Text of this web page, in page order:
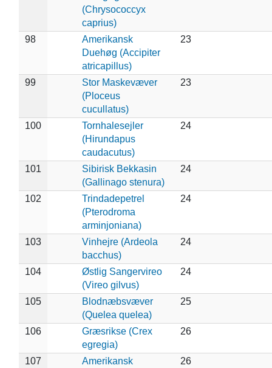
(Chrysococcyx
caprius)
98
Amerikansk
Duehøg (Accipiter
atricapillus)
23
99
Stor Maskevæver
(Ploceus
cucullatus)
23
100
Tornhalesejler
(Hirundapus
caudacutus)
24
101
Sibirisk Bekkasin
(Gallinago stenura)
24
102
Trindadepetrel
(Pterodroma
arminjoniana)
24
103
Vinhejre (Ardeola
bacchus)
24
104
Østlig Sangervireo
(Vireo gilvus)
24
105
Blodnæbsvæver
(Quelea quelea)
25
106
Græsrikse (Crex
egregia)
26
107
Amerikansk
26